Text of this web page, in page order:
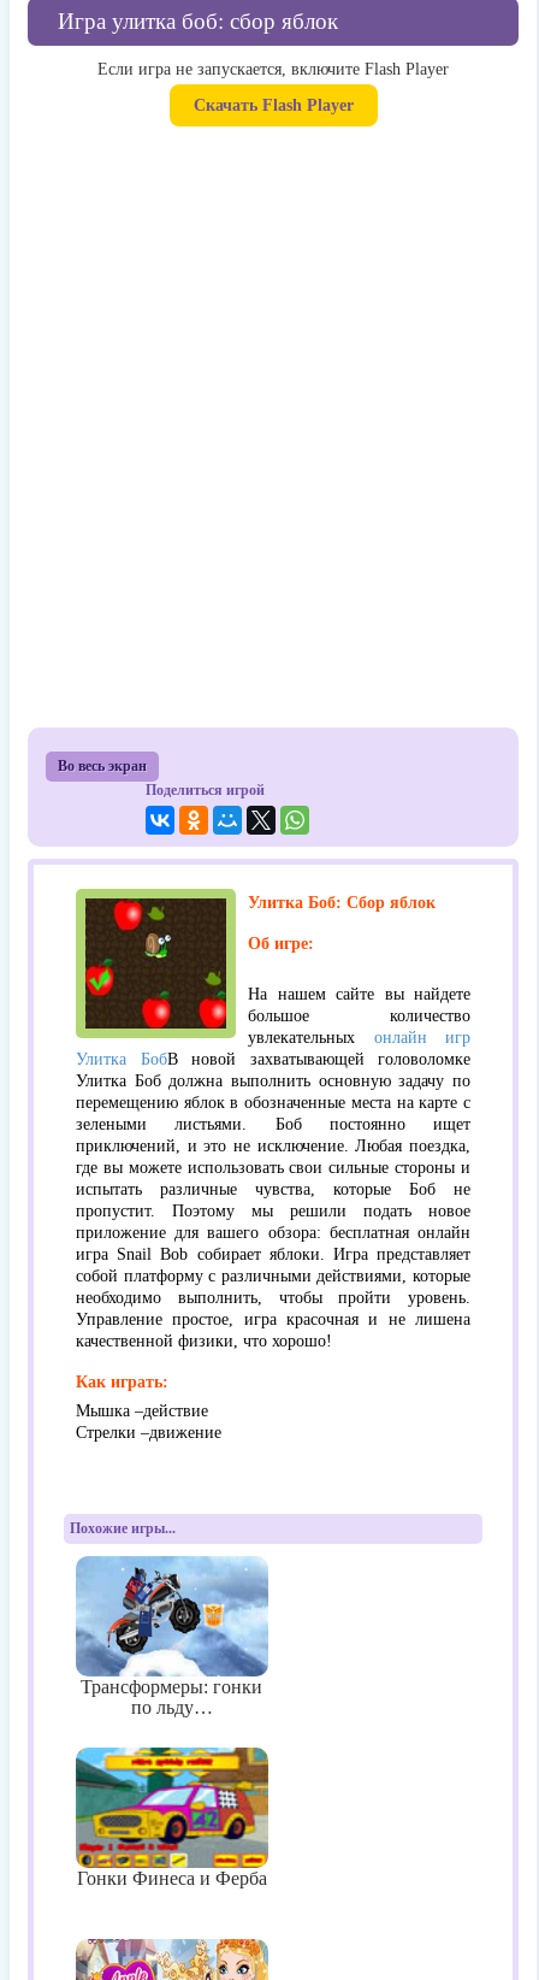
Игра улитка боб: сбор яблок
Если игра не запускается, включите Flash Player
Скачать Flash Player
Во весь экран
Поделиться игрой
Улитка Боб: Сбор яблок
Об игре:
На нашем сайте вы найдете
большое количество
увлекательных онлайн игр
Улитка БобВ новой захватывающей головоломке
Улитка Боб должна выполнить основную задачу по
перемещению яблок в обозначенные места на карте с
зелеными листьями. Боб постоянно ищет
приключений, и это не исключение. Любая поездка,
где вы можете использовать свои сильные стороны и
испытать различные чувства, которые Боб не
пропустит. Поэтому мы решили подать новое
приложение для вашего обзора: бесплатная онлайн
игра Snail Bob собирает яблоки. Игра представляет
собой платформу с различными действиями, которые
необходимо выполнить, чтобы пройти уровень.
Управление простое, игра красочная и не лишена
качественной физики, что хорошо!
Как играть:
Мышка –действие
Стрелки –движение
Похожие игры...
Трансформеры: гонки
по льду…
Гонки Финеса и Ферба